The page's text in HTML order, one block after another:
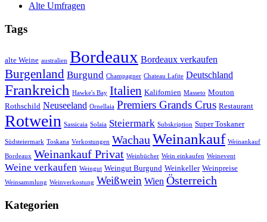
Alte Umfragen
Tags
alte Weine australien Bordeaux Bordeaux verkaufen
Burgenland Burgund Champagner Chateau Lafite Deutschland
Frankreich Hawke's Bay Italien Kalifornien Masseto Mouton
Rothschild Neuseeland Ornellaia Premiers Grands Crus Restaurant
Rotwein Sassicaia Solaia Steiermark Subskription Super Toskaner
Südsteiermark Toskana Verkostungen Wachau Weinankauf Weinankauf
Bordeaux Weinankauf Privat Weinbücher Wein einkaufen Weinevent
Weine verkaufen Weingut Weingut Burgund Weinkeller Weinpreise
Weinsammlung Weinverkostung Weißwein Wien Österreich
Kategorien